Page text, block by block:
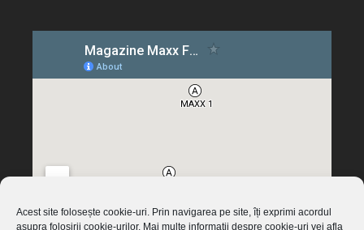
Acest site folosește cookie-uri. Prin navigarea pe site, îți exprimi acordul
asupra folosirii cookie-urilor. Mai multe informații despre cookie-uri vei afla